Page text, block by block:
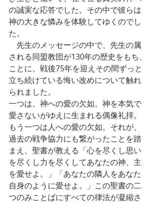
の誠実な応答でした。その中で彼らは
神の大きな憐みを体験してゆくのでし
た。
先生のメッセージの中で、先生の属
される同盟教団が130年の歴史をもち、
ことに、戦後75年を迎えその間ずっと
立ち続けている悔い改めについて触れ
られました。
一つは、神への愛の欠如。神を本気で
愛さないがゆえに生まれる偶像礼拝。
もう一つは人への愛の欠如。それが、
過去の戦争協力にも繋がったことを踏
まえ、聖書が教える「心を尽くし思い
を尽くし力を尽くしてあなたの神、主
を愛せよ。」「あなたの隣人をあなた
自身のように愛せよ。」この聖書の二
つのみことばにすべての律法が凝縮さ